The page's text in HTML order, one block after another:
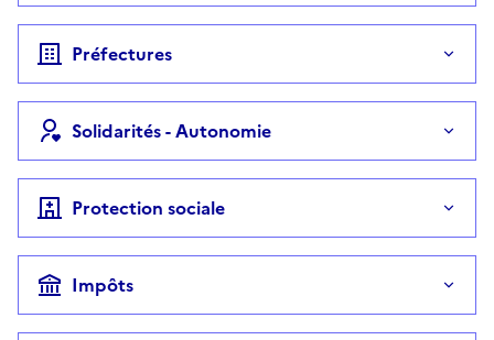
Préfectures
Solidarités - Autonomie
Protection sociale
Impôts